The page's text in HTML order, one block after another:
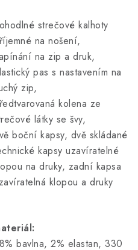
strečové kalhoty
na nošení,
na zip a druk,
pas s nastavením na
zip,
kolena ze
látky se švy,
boční kapsy, dvě skládané
kapsy uzavíratelné
na druky, zadní kapsa
klopou a druky
bavlna, 2% elastan, 330